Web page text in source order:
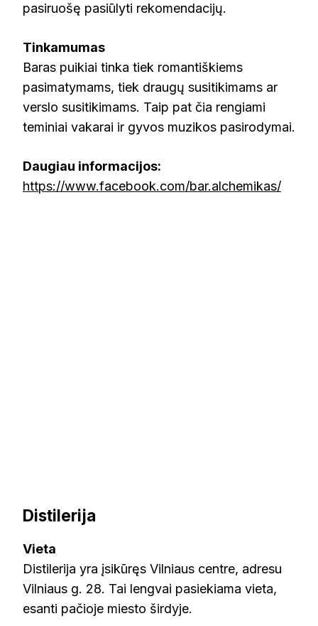
pasiruošę pasiūlyti rekomendacijų.
Tinkamumas
Baras puikiai tinka tiek romantiškiems
pasimatymams, tiek draugų susitikimams ar
verslo susitikimams. Taip pat čia rengiami
teminiai vakarai ir gyvos muzikos pasirodymai.
Daugiau informacijos:
https://www.facebook.com/bar.alchemikas/
Distilerija
Vieta
Distilerija yra įsikūręs Vilniaus centre, adresu
Vilniaus g. 28. Tai lengvai pasiekiama vieta,
esanti pačioje miesto širdyje.